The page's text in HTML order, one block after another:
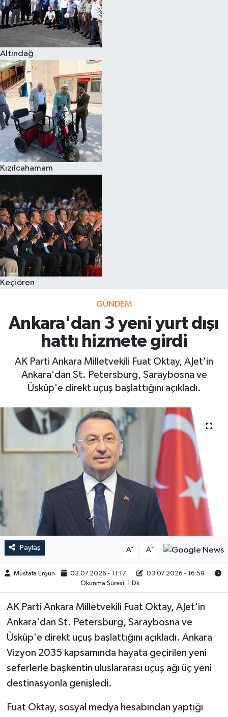
Altındağ
Kızılcahamam
Keçiören
GÜNDEM
Ankara'dan 3 yeni yurt dışı
hattı hizmete girdi
AK Parti Ankara Milletvekili Fuat Oktay, AJet'in
Ankara'dan St. Petersburg, Saraybosna ve
Üsküp'e direkt uçuş başlattığını açıkladı.
Paylaş A- A+
Mustafa Ergün 03.07.2026 - 11:17
03.07.2026 - 16:59
Okunma Süresi: 1 Dk
AK Parti Ankara Milletvekili Fuat Oktay, AJet'in
Ankara'dan St. Petersburg, Saraybosna ve
Üsküp'e direkt uçuş başlattığını açıkladı. Ankara
Vizyon 2035 kapsamında hayata geçirilen yeni
seferlerle başkentin uluslararası uçuş ağı üç yeni
destinasyonla genişledi.
Fuat Oktay, sosyal medya hesabından yaptığı